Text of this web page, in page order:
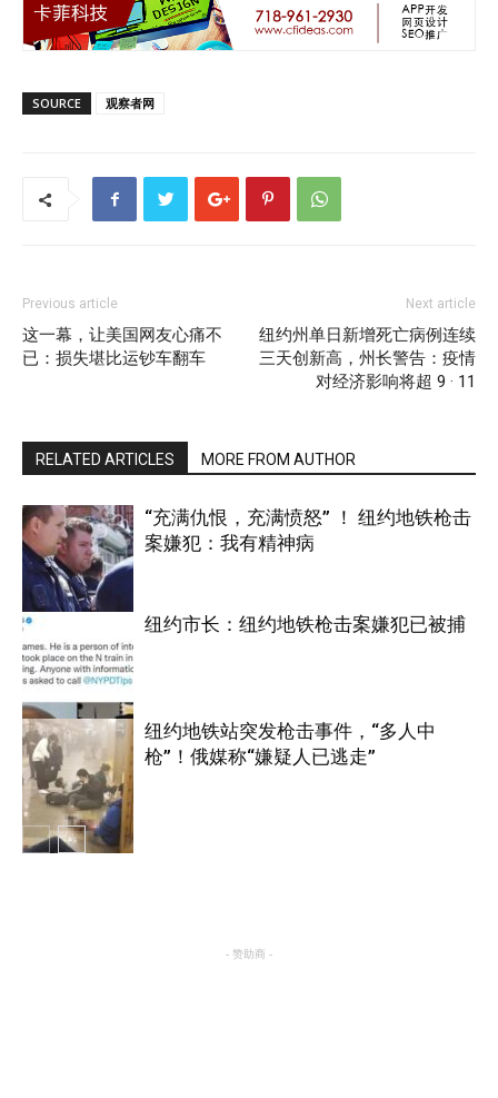
SOURCE 观察者网
Previous article
这一幕，让美国网友心痛不
已：损失堪比运钞车翻车
Next article
纽约州单日新增死亡病例连续
三天创新高，州长警告：疫情
对经济影响将超 9 · 11
RELATED ARTICLES MORE FROM AUTHOR
纽约
“充满仇恨，充满愤怒” ！ 纽约地铁枪击
案嫌犯：我有精神病
纽约
纽约市长：纽约地铁枪击案嫌犯已被捕
纽约地铁站突发枪击事件，“多人中
枪”！俄媒称“嫌疑人已逃走”
- 赞助商 -